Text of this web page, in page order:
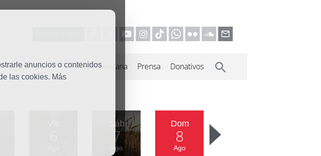
anuncios o contenidos
las cookies. Más
Vocaciones Familia Dominicana Prensa Donativos
Sáb
7
Ago
Dom
8
Ago